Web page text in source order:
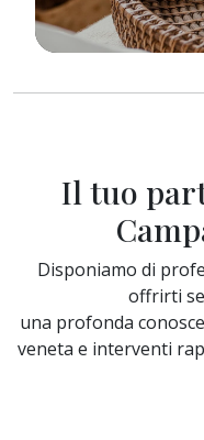
Il tuo
Disponiamo di
offrirti
una profonda
veneta e interventi